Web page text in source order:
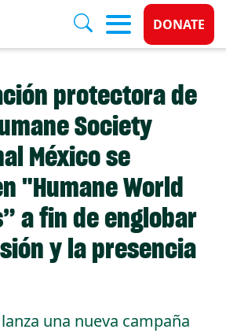
Donate
DONATE
protectora de
Society
México se
"Humane World
a fin de englobar
y la presencia
una nueva campaña